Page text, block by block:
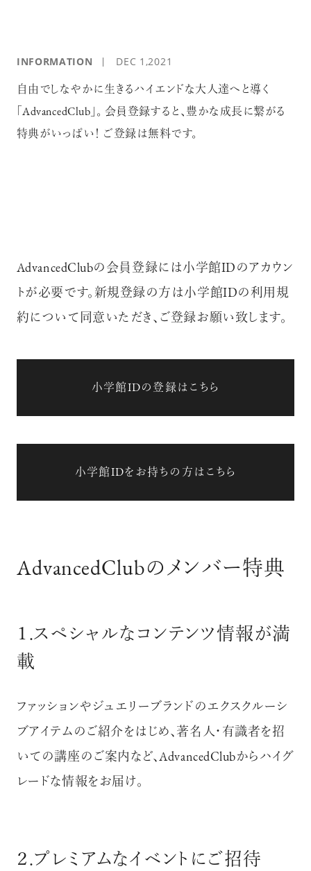
INFORMATION DEC 1,2021
自由でしなやかに生きるハイエンドな大人達へと導く
「AdvancedClub」。 会員登録すると、豊かな成長に繋がる
特典がいっぱい！ ご登録は無料です。
AdvancedClubの会員登録には小学館IDのアカウン
トが必要です。新規登録の方は小学館IDの利用規
約について同意いただき、ご登録お願い致します。
小学館IDの登録はこちら
小学館IDをお持ちの方はこちら
AdvancedClubのメンバー特典
１.スペシャルなコンテンツ情報が満
載
ファッションやジュエリーブランドのエクスクルーシ
ブアイテムのご紹介をはじめ、著名人・有識者を招
いての講座のご案内など、AdvancedClubからハイグ
レードな情報をお届け。
２.プレミアムなイベントにご招待